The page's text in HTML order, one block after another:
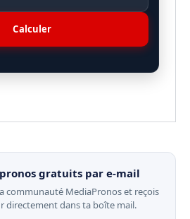
Calculer
pronos gratuits par e-mail
communauté MediaPronos et reçois
directement dans ta boîte mail.